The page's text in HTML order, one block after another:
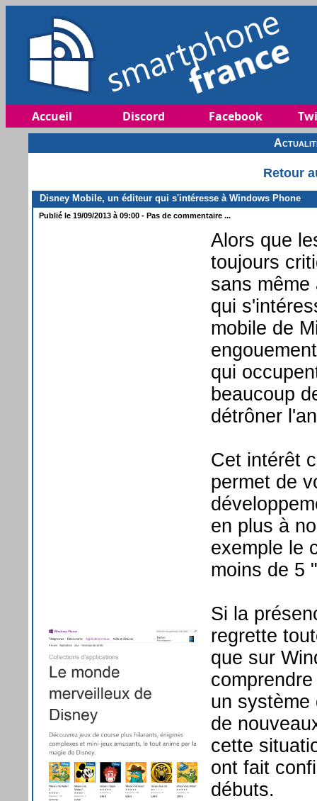
Accueil Discord Facebook
Retour
Disney Mobile, un éditeur qui s'intéresse à Windows Phone
Publié le 19/09/2013 à 09:00 - Pas de commentaire ...
Alors que
toujours
sans
qui
mobile de
qui
beaucoup
détrôner
Cet intérêt
permet de
en plus à
exemple le
moins de 5
Si la
regrette
que sur
un système
de
cette
ont fait
débuts.